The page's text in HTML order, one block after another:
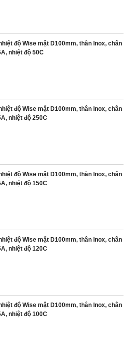
độ Wise mặt D100mm, thân Inox, chân
nhiệt độ 50C
độ Wise mặt D100mm, thân Inox, chân
nhiệt độ 250C
độ Wise mặt D100mm, thân Inox, chân
nhiệt độ 150C
độ Wise mặt D100mm, thân Inox, chân
nhiệt độ 120C
độ Wise mặt D100mm, thân Inox, chân
nhiệt độ 100C